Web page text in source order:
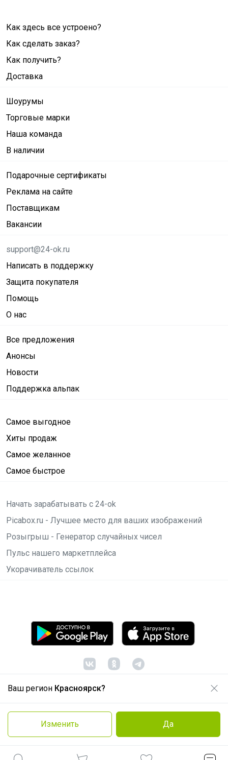
Ваш регион Красноярск?
Изменить Да
Как здесь все устроено?
Как сделать заказ?
Как получить?
Доставка
Шоурумы
Торговые марки
Наша команда
В наличии
Подарочные сертификаты
Реклама на сайте
Поставщикам
Вакансии
support@24-ok.ru
Написать в поддержку
Защита покупателя
Помощь
О нас
Все предложения
Анонсы
Новости
Поддержка альпак
Самое выгодное
Хиты продаж
Самое желанное
Самое быстрое
Начать зарабатывать с 24-ok
Picabox.ru - Лучшее место для ваших изображений
Розыгрыш - Генератор случайных чисел
Пульс нашего маркетплейса
Укорачиватель ссылок
© ООО "Лявита", ОГРН 1122468054070, 2012 -2026
Политика конфиденциальности
Cоглашение пользователя